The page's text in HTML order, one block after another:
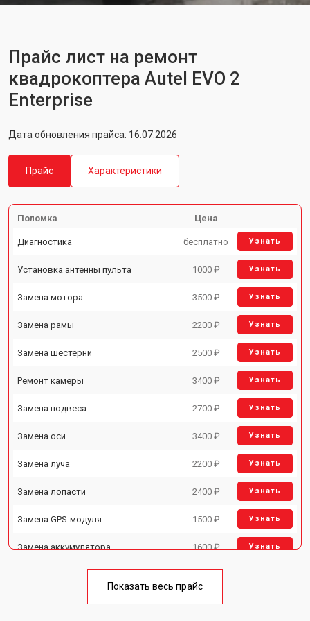
Прайс лист на ремонт
квадрокоптера Autel EVO 2
Enterprise
Дата обновления прайса: 16.07.2026
Прайс Характеристики
Поломка Цена
Диагностика бесплатно Узнать
Установка антенны пульта 1000 ₽ Узнать
Замена мотора 3500 ₽ Узнать
Замена рамы 2200 ₽ Узнать
Замена шестерни 2500 ₽ Узнать
Ремонт камеры 3400 ₽ Узнать
Замена подвеса 2700 ₽ Узнать
Замена оси 3400 ₽ Узнать
Замена луча 2200 ₽ Узнать
Замена лопасти 2400 ₽ Узнать
Замена GPS-модуля 1500 ₽ Узнать
Замена аккумулятора 1600 ₽ Узнать
1800 ₽
Показать весь прайс